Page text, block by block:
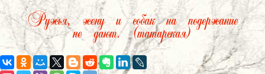
Ружья, жену и собак на подержание
не дают. (татарская)